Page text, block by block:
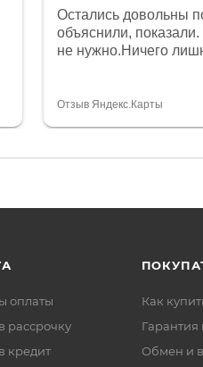
Остались довольны
объяснили,
не нужно.Ничего
огромное спасибо
Отзыв Яндекс.Карты
оплаты
рассрочку
кредит
Как
Гарантия
Обмен и